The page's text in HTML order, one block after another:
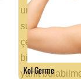
unsurlar
sunduğu
çekmektedir.
yanıt